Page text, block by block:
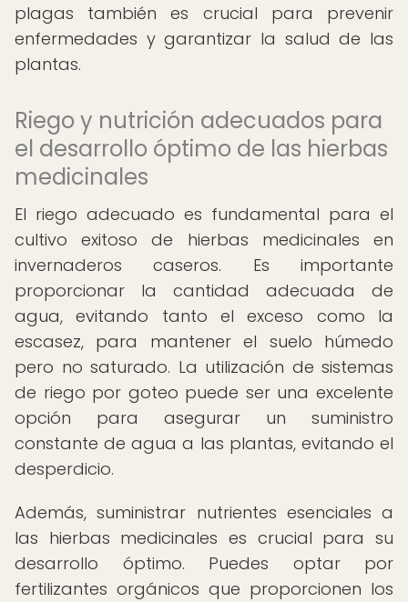
plagas también es crucial para prevenir
enfermedades y garantizar la salud de las
plantas.
Riego y nutrición adecuados para
el desarrollo óptimo de las hierbas
medicinales
El riego adecuado es fundamental para el
cultivo exitoso de hierbas medicinales en
invernaderos caseros. Es importante
proporcionar la cantidad adecuada de
agua, evitando tanto el exceso como la
escasez, para mantener el suelo húmedo
pero no saturado. La utilización de sistemas
de riego por goteo puede ser una excelente
opción para asegurar un suministro
constante de agua a las plantas, evitando el
desperdicio.
Además, suministrar nutrientes esenciales a
las hierbas medicinales es crucial para su
desarrollo óptimo. Puedes optar por
fertilizantes orgánicos que proporcionen los